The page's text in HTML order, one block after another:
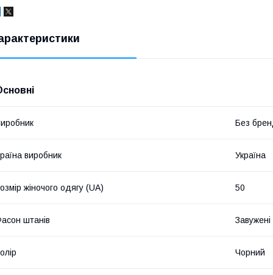
Без
виробник Україна
жіночого одягу (UA) 50
штанів Завужені
Чорний